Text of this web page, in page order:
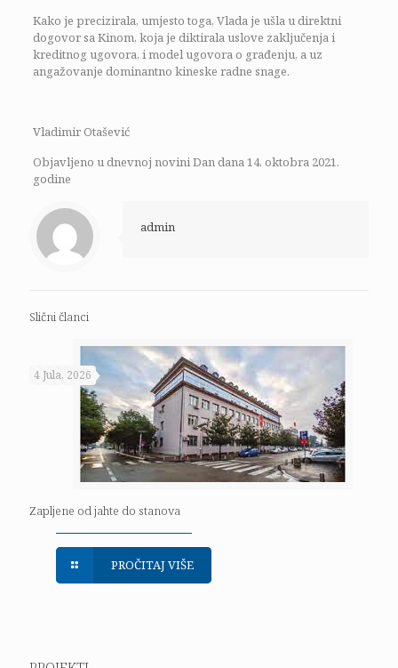
Kako je precizirala, umjesto toga, Vlada je ušla u direktni
dogovor sa Kinom, koja je diktirala uslove zaključenja i
kreditnog ugovora, i model ugovora o građenju, a uz
angažovanje dominantno kineske radne snage.
Vladimir Otašević
Objavljeno u dnevnoj novini Dan dana 14. oktobra 2021.
godine
admin
Slični članci
4 Jula, 2026
Zapljene od jahte do stanova
PROČITAJ VIŠE